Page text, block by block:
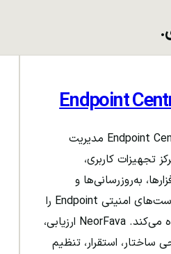
Endpoint
Endpoint Central مدیریت
تجهیزات کاربری،
به‌روزرسانی‌ها و
سیاست‌های امنیتی Endpoint را
ساده می‌کند. NeorFava ارزیابی،
ساختار، استقرار، تنظیم